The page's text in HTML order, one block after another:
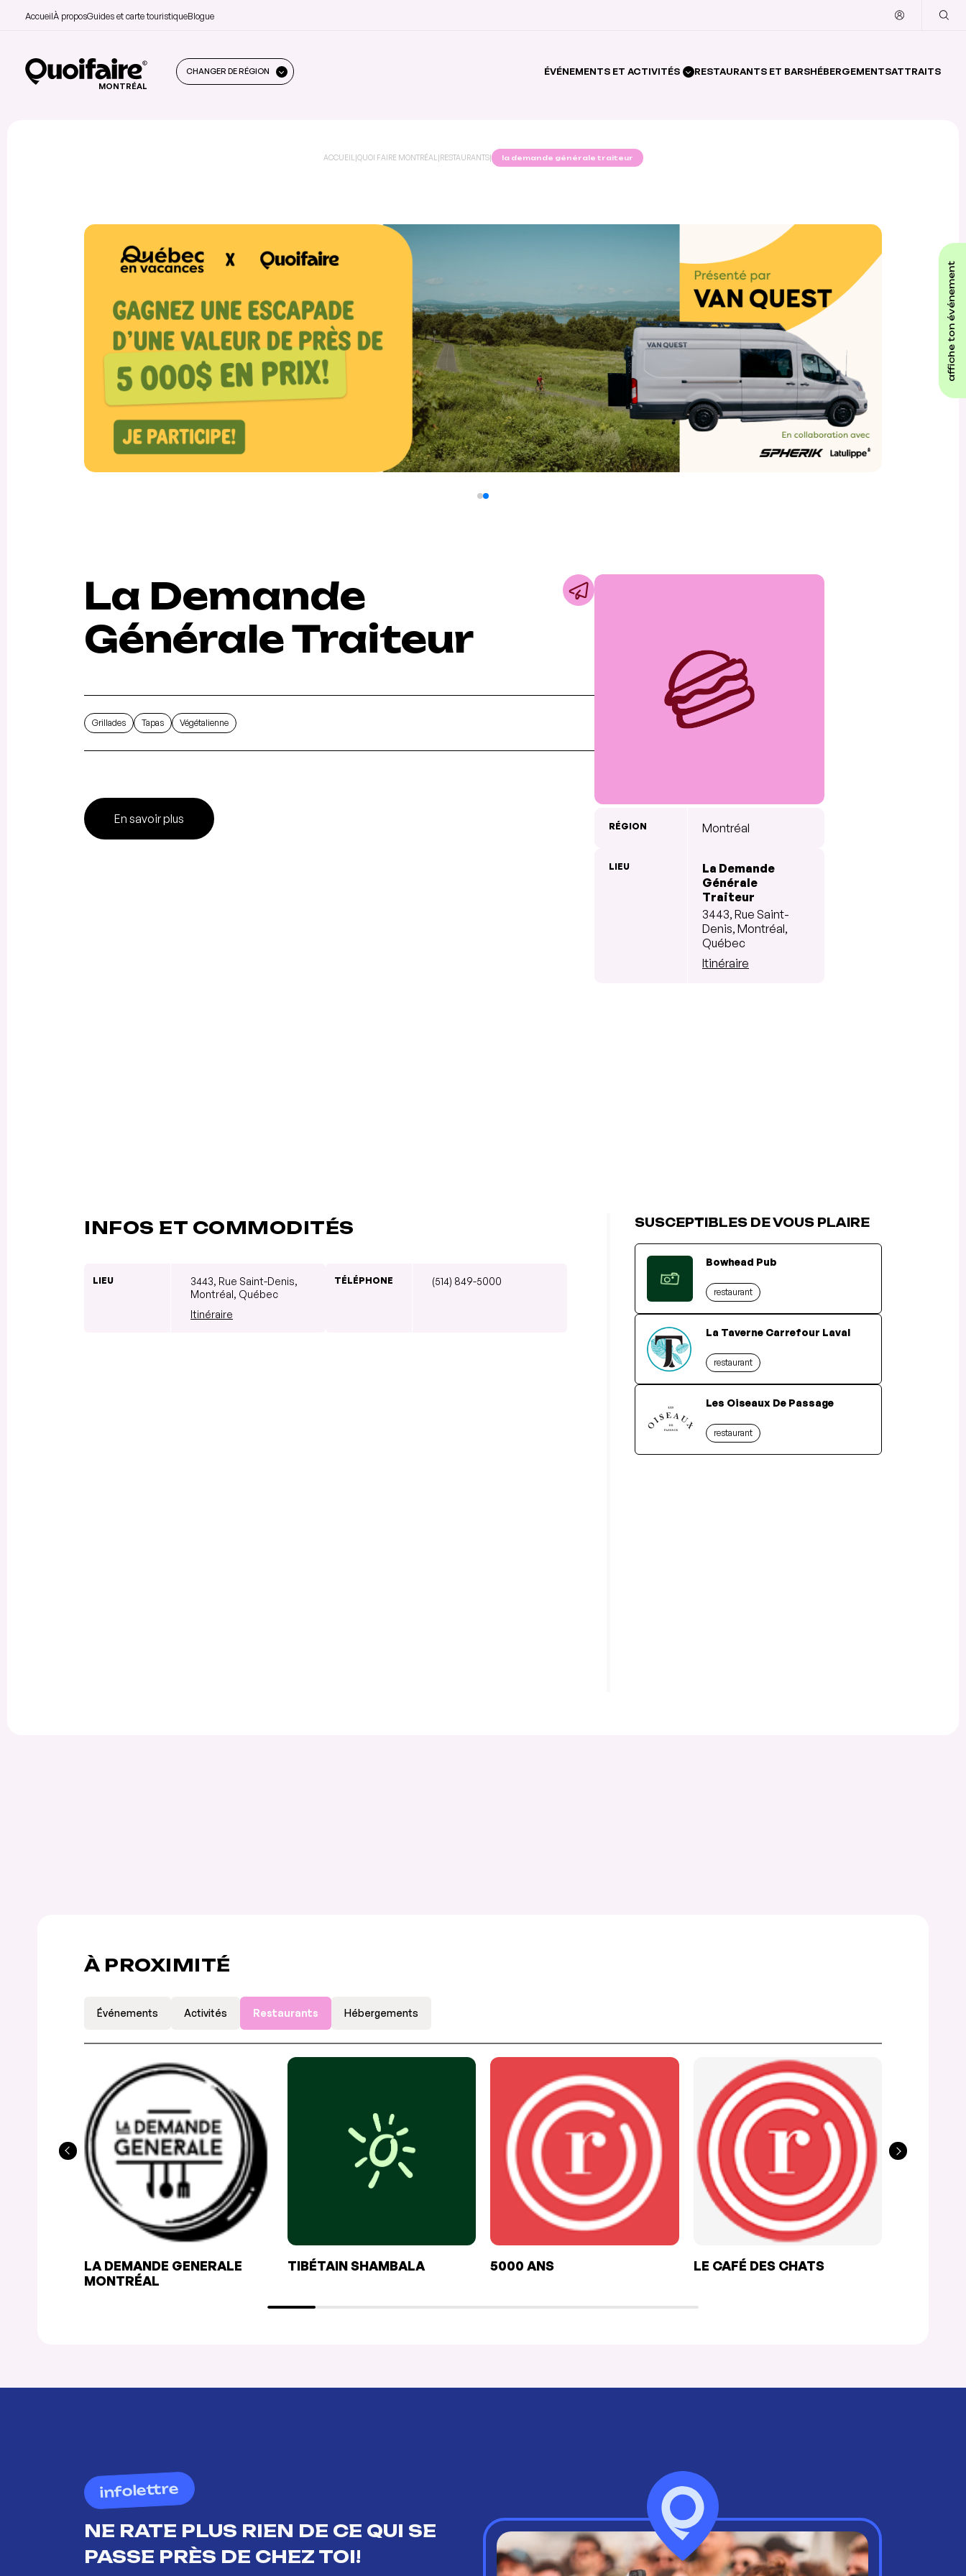
AccueilÀ proposGuides et carte touristiqueBlogue
MONTRÉAL
CHANGER DE RÉGION ÉVÉNEMENTS ET ACTIVITÉS RESTAURANTS ET BARSHÉBERGEMENTSATTRAITS
affiche ton événement
ACCUEIL |QUOI FAIRE MONTRÉAL |RESTAURANTS| la demande générale traiteur
La Demande
Générale Traiteur
Grillades Tapas Végétalienne
En savoir plus
RÉGION Montréal
LIEU
La Demande
Générale
Traiteur
3443, Rue Saint-
Denis, Montréal,
Québec
Itinéraire
INFOS ET COMMODITÉS
LIEU
3443, Rue Saint-Denis,
Montréal, Québec
Itinéraire
TÉLÉPHONE (514) 849-5000
SUSCEPTIBLES DE VOUS PLAIRE
Bowhead Pub
restaurant
La Taverne Carrefour Laval
restaurant
Les Oiseaux De Passage
restaurant
À PROXIMITÉ
Événements Activités Restaurants Hébergements
LA DEMANDE GENERALE
MONTRÉAL
TIBÉTAIN SHAMBALA 5000 ANS LE CAFÉ DES CHATS
infolettre
NE RATE PLUS RIEN DE CE QUI SE
PASSE PRÈS DE CHEZ TOI!